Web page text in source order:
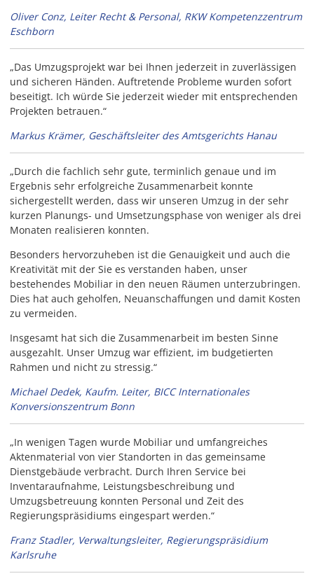
Oliver Conz, Leiter Recht & Personal, RKW Kompetenzzentrum
Eschborn
„Das Umzugsprojekt war bei Ihnen jederzeit in zuverlässigen
und sicheren Händen. Auftretende Probleme wurden sofort
beseitigt. Ich würde Sie jederzeit wieder mit entsprechenden
Projekten betrauen.“
Markus Krämer, Geschäftsleiter des Amtsgerichts Hanau
„Durch die fachlich sehr gute, terminlich genaue und im
Ergebnis sehr erfolgreiche Zusammenarbeit konnte
sichergestellt werden, dass wir unseren Umzug in der sehr
kurzen Planungs- und Umsetzungsphase von weniger als drei
Monaten realisieren konnten.
Besonders hervorzuheben ist die Genauigkeit und auch die
Kreativität mit der Sie es verstanden haben, unser
bestehendes Mobiliar in den neuen Räumen unterzubringen.
Dies hat auch geholfen, Neuanschaffungen und damit Kosten
zu vermeiden.
Insgesamt hat sich die Zusammenarbeit im besten Sinne
ausgezahlt. Unser Umzug war effizient, im budgetierten
Rahmen und nicht zu stressig.“
Michael Dedek, Kaufm. Leiter, BICC Internationales
Konversionszentrum Bonn
„In wenigen Tagen wurde Mobiliar und umfangreiches
Aktenmaterial von vier Standorten in das gemeinsame
Dienstgebäude verbracht. Durch Ihren Service bei
Inventaraufnahme, Leistungsbeschreibung und
Umzugsbetreuung konnten Personal und Zeit des
Regierungspräsidiums eingespart werden.“
Franz Stadler, Verwaltungsleiter, Regierungspräsidium
Karlsruhe